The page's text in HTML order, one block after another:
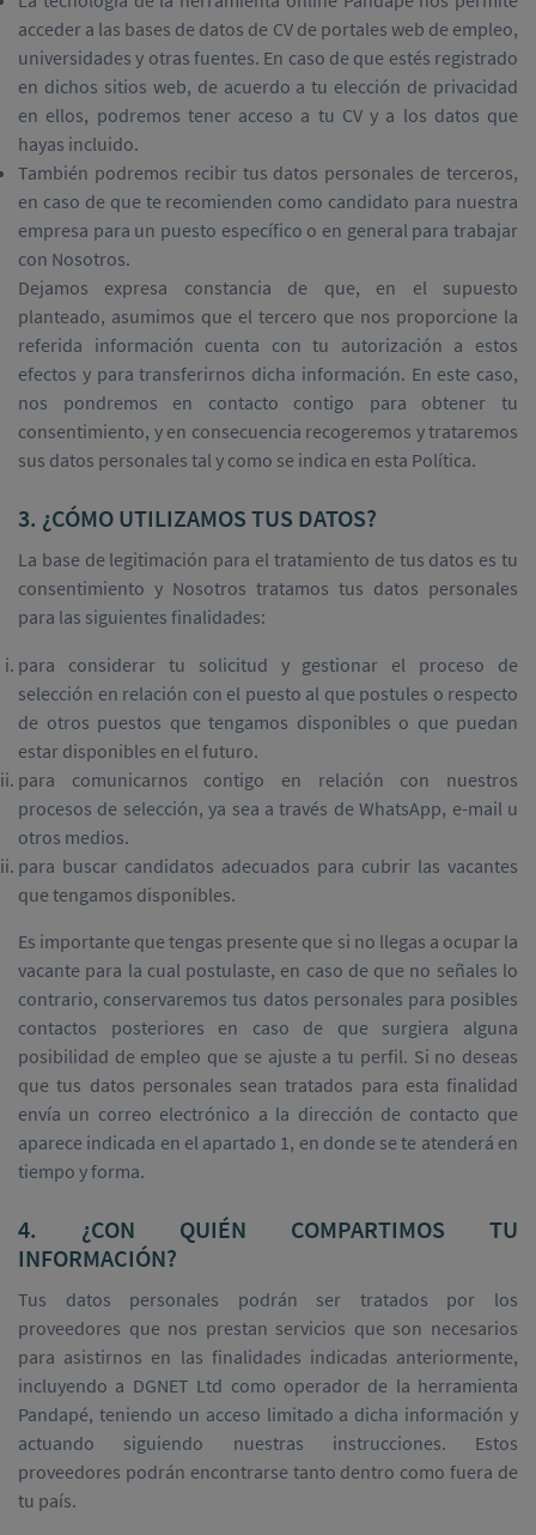
acceder a las bases de datos de CV de portales web de empleo,
universidades y otras fuentes. En caso de que estés registrado
en dichos sitios web, de acuerdo a tu elección de privacidad
en ellos, podremos tener acceso a tu CV y a los datos que
hayas incluido.
También podremos recibir tus datos personales de terceros,
en caso de que te recomienden como candidato para nuestra
empresa para un puesto específico o en general para trabajar
con Nosotros.
Dejamos expresa constancia de que, en el supuesto
planteado, asumimos que el tercero que nos proporcione la
referida información cuenta con tu autorización a estos
efectos y para transferirnos dicha información. En este caso,
nos pondremos en contacto contigo para obtener tu
consentimiento, y en consecuencia recogeremos y trataremos
sus datos personales tal y como se indica en esta Política.
3. ¿CÓMO UTILIZAMOS TUS DATOS?
La base de legitimación para el tratamiento de tus datos es tu
consentimiento y Nosotros tratamos tus datos personales
para las siguientes finalidades:
para considerar tu solicitud y gestionar el proceso de
selección en relación con el puesto al que postules o respecto
de otros puestos que tengamos disponibles o que puedan
estar disponibles en el futuro.
para comunicarnos contigo en relación con nuestros
procesos de selección, ya sea a través de WhatsApp, e-mail u
otros medios.
para buscar candidatos adecuados para cubrir las vacantes
que tengamos disponibles.
Es importante que tengas presente que si no llegas a ocupar la
vacante para la cual postulaste, en caso de que no señales lo
contrario, conservaremos tus datos personales para posibles
contactos posteriores en caso de que surgiera alguna
posibilidad de empleo que se ajuste a tu perfil. Si no deseas
que tus datos personales sean tratados para esta finalidad
envía un correo electrónico a la dirección de contacto que
aparece indicada en el apartado 1, en donde se te atenderá en
tiempo y forma.
4. ¿CON QUIÉN COMPARTIMOS TU
INFORMACIÓN?
Tus datos personales podrán ser tratados por los
proveedores que nos prestan servicios que son necesarios
para asistirnos en las finalidades indicadas anteriormente,
incluyendo a DGNET Ltd como operador de la herramienta
Pandapé, teniendo un acceso limitado a dicha información y
actuando siguiendo nuestras instrucciones. Estos
proveedores podrán encontrarse tanto dentro como fuera de
tu país.